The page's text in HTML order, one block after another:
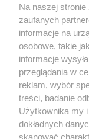
zygzakiem
Miliony na
POGODA
20℃
Zobacz prognozę
Na naszej
zaufanych
informacje na
osobowe, takie
informacje
przeglądania w
reklam, wybór
treści, badanie
Użytkownika my
dokładnych
skanować